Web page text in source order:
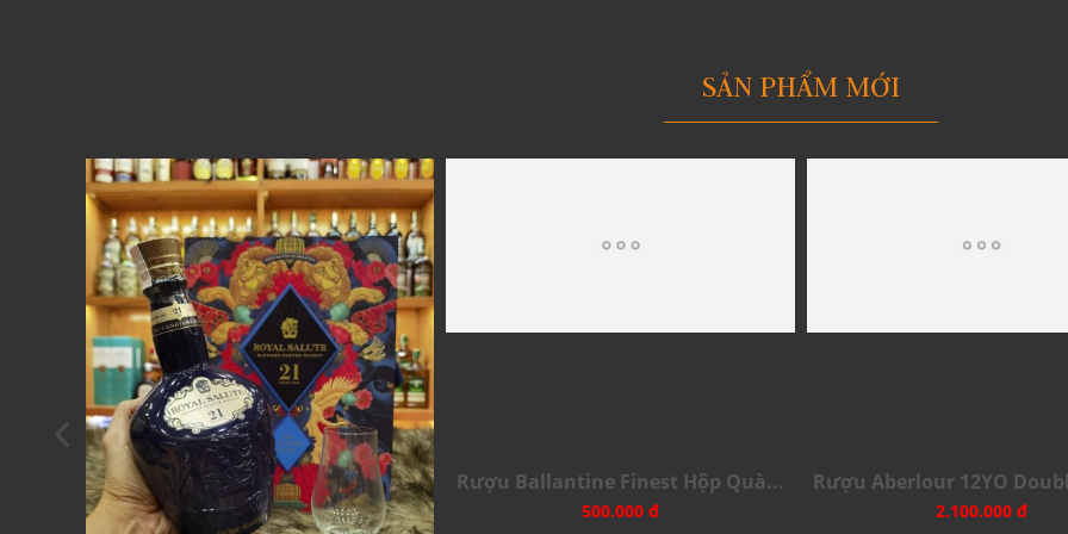
SẢN PHẨM MỚI
Rượu Ballantine Finest Hộp Quà...
500.000 đ
Rượu Aberlour 12YO
2.100.000 đ